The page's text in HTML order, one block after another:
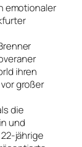
emotionaler
ihren
großer
die
und
jährige